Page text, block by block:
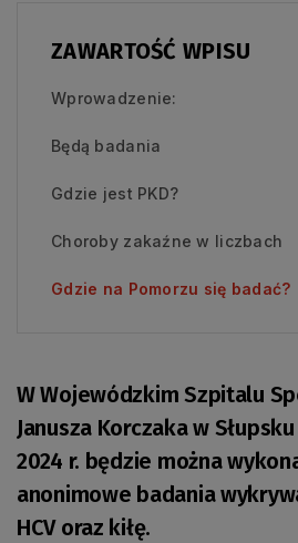
ZAWARTOŚĆ WPISU
Wprowadzenie:
Będą badania
Gdzie jest PKD?
Choroby zakaźne w liczbach
Gdzie na Pomorzu się badać?
W Wojewódzkim Szpitalu
Janusza Korczaka w
2024 r. będzie można
anonimowe badania
HCV oraz kiłę.